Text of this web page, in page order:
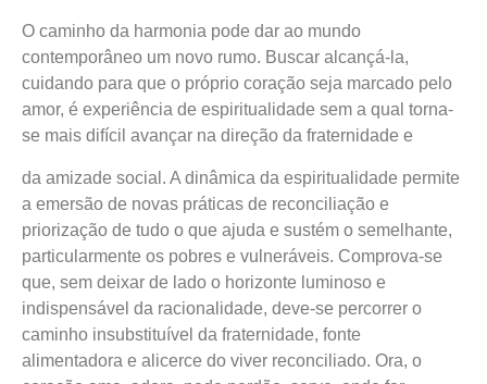
O caminho da harmonia pode dar ao mundo
contemporâneo um novo rumo. Buscar alcançá-la,
cuidando para que o próprio coração seja marcado pelo
amor, é experiência de espiritualidade sem a qual torna-
se mais difícil avançar na direção da fraternidade e
da amizade social. A dinâmica da espiritualidade permite
a emersão de novas práticas de reconciliação e
priorização de tudo o que ajuda e sustém o semelhante,
particularmente os pobres e vulneráveis. Comprova-se
que, sem deixar de lado o horizonte luminoso e
indispensável da racionalidade, deve-se percorrer o
caminho insubstituível da fraternidade, fonte
alimentadora e alicerce do viver reconciliado. Ora, o